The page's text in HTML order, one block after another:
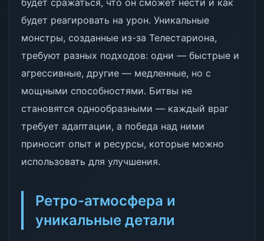
будет сражаться, что он сможет нести и как
будет реагировать на урон. Уникальные
монстры, созданные из-за Телестариона,
требуют разных подходов: одни — быстрые и
агрессивные, другие — медленные, но с
мощными способностями. Битвы не
становятся однообразными — каждый враг
требует адаптации, а победа над ними
приносит опыт и ресурсы, которые можно
использовать для улучшения.
Ретро-атмосфера и
уникальные детали